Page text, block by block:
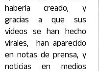
haberla creado, y
gracias a que sus
videos se han hecho
virales, han aparecido
en notas de prensa, y
noticias en medios